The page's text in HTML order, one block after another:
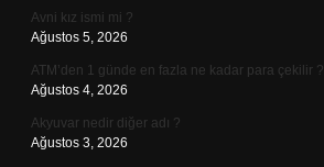
Avni kız ismi mi ?
Ağustos 5, 2026
ATM’den 1 günde en fazla ne kadar para çekilir ?
Ağustos 4, 2026
Akyuvar nedir diğer adı ?
Ağustos 3, 2026